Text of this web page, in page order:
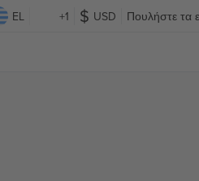
EL +1 USD Πουλήστε τα